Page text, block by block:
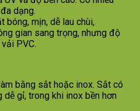
dạng.
bóng, mịn, dễ lau chùi,
gian sang trọng, nhưng độ
PVC.
bằng sắt hoặc inox. Sắt có
dễ gỉ, trong khi inox bền hơn